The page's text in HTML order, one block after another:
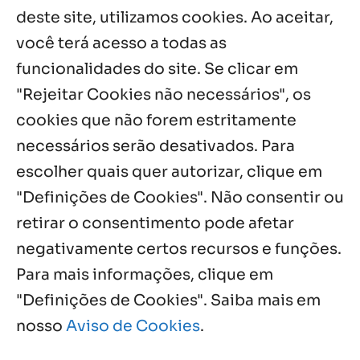
deste site, utilizamos cookies. Ao aceitar,
você terá acesso a todas as
funcionalidades do site. Se clicar em
"Rejeitar Cookies não necessários", os
cookies que não forem estritamente
necessários serão desativados. Para
escolher quais quer autorizar, clique em
"Definições de Cookies". Não consentir ou
retirar o consentimento pode afetar
negativamente certos recursos e funções.
Para mais informações, clique em
"Definições de Cookies". Saiba mais em
nosso Aviso de Cookies.
missão em encontro
7 ago, 2026
Palavra Diária (07/08/2026)
Notícias por Categoria
Agosto, 2026